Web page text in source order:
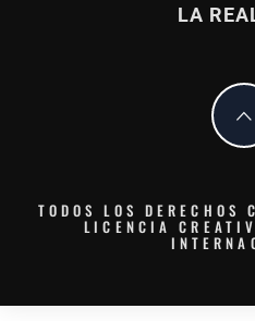
LA
TODOS LOS DERECHOS
LICENCIA